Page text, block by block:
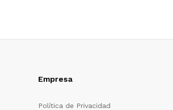
Empresa
Política de Privacidad